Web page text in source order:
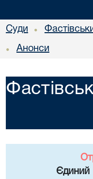
Суди •
• Анонси
Єдиний